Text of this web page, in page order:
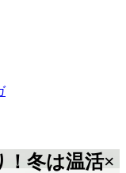
！冬は温活×